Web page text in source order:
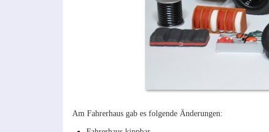
Am Fahrerhaus gab es folgende Änderungen: